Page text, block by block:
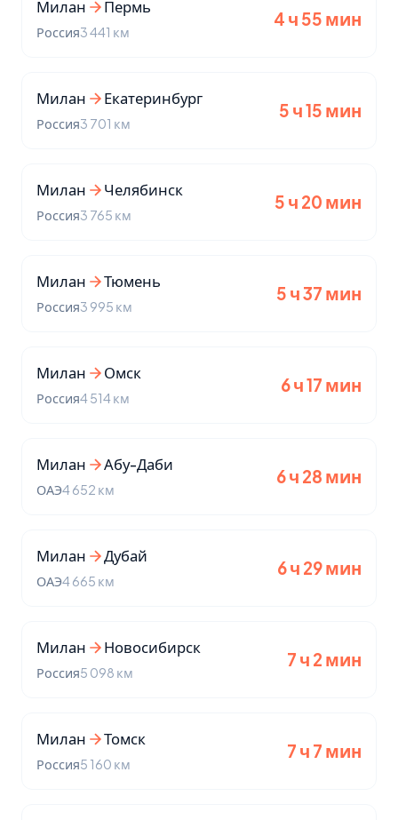
Милан Пермь
Россия3 441 км
4 ч 55 мин
Милан Екатеринбург
Россия3 701 км
5 ч 15 мин
Милан Челябинск
Россия3 765 км
5 ч 20 мин
Милан Тюмень
Россия3 995 км
5 ч 37 мин
Милан Омск
Россия4 514 км
6 ч 17 мин
Милан Абу-Даби
ОАЭ4 652 км
6 ч 28 мин
Милан Дубай
ОАЭ4 665 км
6 ч 29 мин
Милан Новосибирск
Россия5 098 км
7 ч 2 мин
Милан Томск
Россия5 160 км
7 ч 7 мин